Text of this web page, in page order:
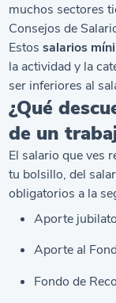
muchos sectores
Consejos de
Estossalarios
la actividad y la
ser inferiores al
¿Qué
de un
El salario que ves
tu bolsillo, del
obligatorios a la
Aporte
Aporte al
Fondo de